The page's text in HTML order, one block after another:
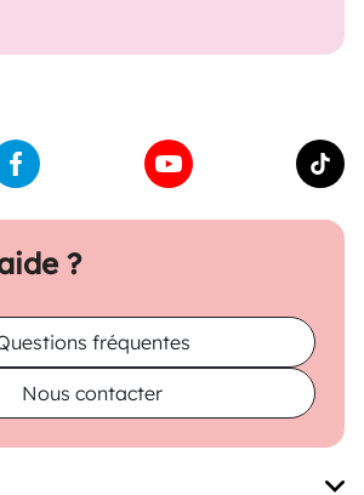
?
fréquentes
Nous contacter